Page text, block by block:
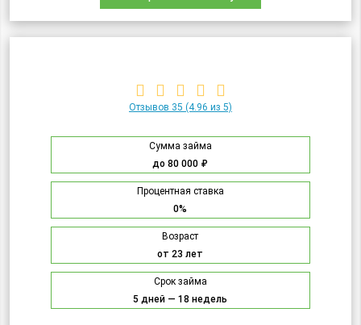
Отзывов 35 (4.96 из 5)
Сумма займа
до 80 000 ₽
Процентная ставка
0%
Возраст
от 23 лет
Срок займа
5 дней — 18 недель